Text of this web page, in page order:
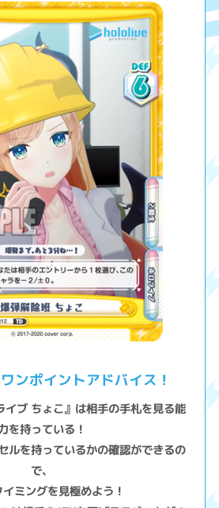
ンポイントアドバイス！
イブ ちょこ』は相手の手札を見る能
を持っている！
ルを持っているかの確認ができるの
で、
ミングを見極めよう！